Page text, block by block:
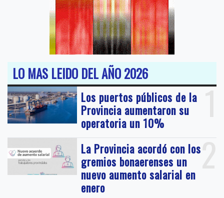
LO MAS LEIDO DEL AÑO 2026
1
Los puertos públicos de la
Provincia aumentaron su
operatoria un 10%
2
La Provincia acordó con los
gremios bonaerenses un
nuevo aumento salarial en
enero